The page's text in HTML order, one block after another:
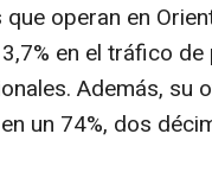
operan en
en el tráfico
Además, su
un 74%, dos